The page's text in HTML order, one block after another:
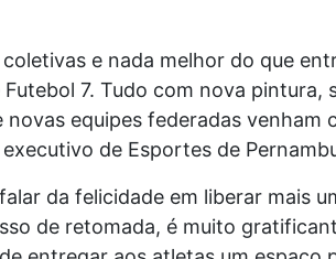
e nada melhor do que
7. Tudo com nova pintura,
equipes federadas venham
de Esportes de
da felicidade em liberar mais
de retomada, é muito